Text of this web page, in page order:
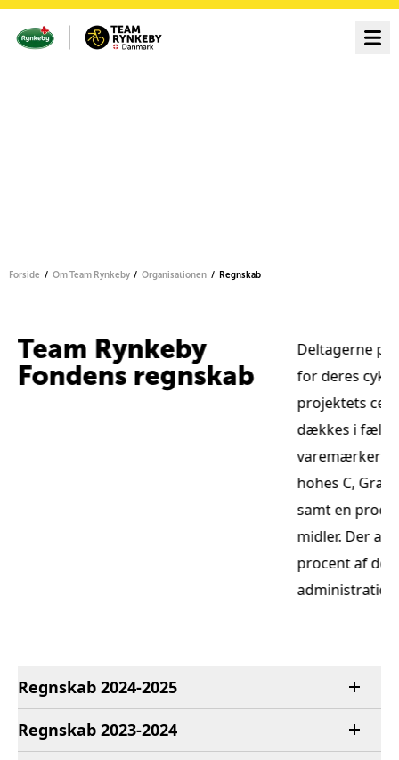
Forside Om Team Rynkeby Organisationen Regnskab
Team Rynkeby
Fondens regnskab
Deltagerne på
for deres
projektets
dækkes i
varemærkerne
hohes C,
samt en
midler. Der
procent af de
Regnskab 2024-2025
Regnskab 2023-2024